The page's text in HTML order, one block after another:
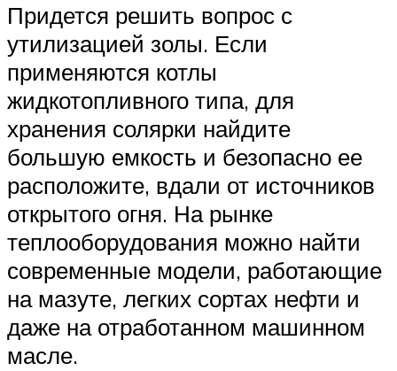
Придется решить вопрос с
утилизацией золы. Если
применяются котлы
жидкотопливного типа, для
хранения солярки найдите
большую емкость и безопасно ее
расположите, вдали от источников
открытого огня. На рынке
теплооборудования можно найти
современные модели, работающие
на мазуте, легких сортах нефти и
даже на отработанном машинном
масле.